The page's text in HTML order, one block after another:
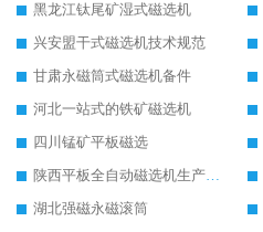
黑龙江钛尾矿湿式磁选机
兴安盟干式磁选机技术规范
甘肃永磁筒式磁选机备件
河北一站式的铁矿磁选机
四川锰矿平板磁选
陕西平板全自动磁选机生产厂家
湖北强磁永磁滚筒